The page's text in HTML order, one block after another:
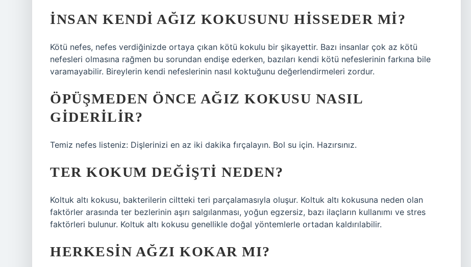
İNSAN KENDI AĞIZ KOKUSUNU HISSEDER MI?
Kötü nefes, nefes verdiğinizde ortaya çıkan kötü kokulu bir şikayettir. Bazı insanlar çok az kötü
nefesleri olmasına rağmen bu sorundan endişe ederken, bazıları kendi kötü nefeslerinin farkına bile
varamayabilir. Bireylerin kendi nefeslerinin nasıl koktuğunu değerlendirmeleri zordur.
ÖPÜŞMEDEN ÖNCE AĞIZ KOKUSU NASIL
GIDERILIR?
Temiz nefes listeniz: Dişlerinizi en az iki dakika fırçalayın. Bol su için. Hazırsınız.
TER KOKUM DEĞIŞTI NEDEN?
Koltuk altı kokusu, bakterilerin ciltteki teri parçalamasıyla oluşur. Koltuk altı kokusuna neden olan
faktörler arasında ter bezlerinin aşırı salgılanması, yoğun egzersiz, bazı ilaçların kullanımı ve stres
faktörleri bulunur. Koltuk altı kokusu genellikle doğal yöntemlerle ortadan kaldırılabilir.
HERKESIN AĞZI KOKAR MI?